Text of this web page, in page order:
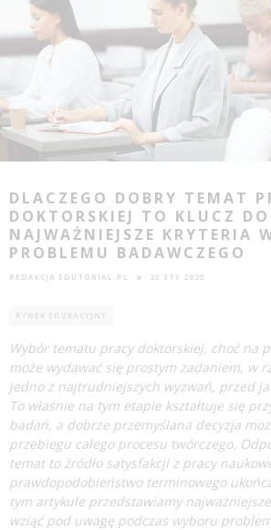
DLACZEGO DOBRY TEMAT
DOKTORSKIEJ TO KLUCZ DO
NAJWAŻNIEJSZE KRYTERIA
PROBLEMU BADAWCZEGO
REDAKCJA EDUTORIAL.PL 23 STY 2025
RYNEK EDUKACYJNY
Wybór tematu pracy doktorskiej, choć na
może wydawać się prostym zadaniem, w
jedno z najtrudniejszych wyzwań, przed
To właśnie na tym etapie kształtuje się
badań, a dobrze przemyślana decyzja
przebiegu całego procesu twórczego.
temat to źródło satysfakcji z pracy
prawdopodobieństwo terminowego
tym artykule przedstawiamy
wziąć pod uwagę podczas wyboru